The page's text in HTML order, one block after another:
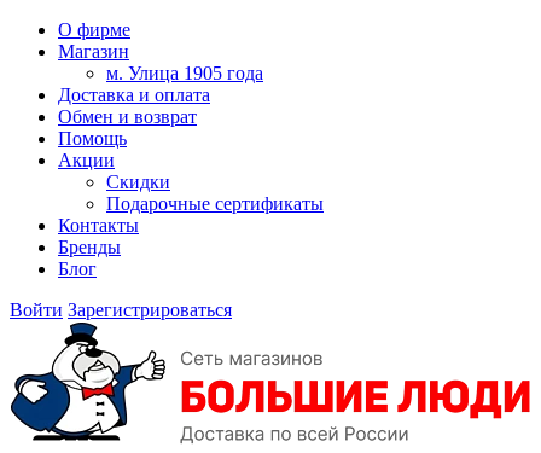
О фирме
Магазин
м. Улица 1905 года
Доставка и оплата
Обмен и возврат
Помощь
Акции
Скидки
Подарочные сертификаты
Контакты
Бренды
Блог
Войти Зарегистрироваться